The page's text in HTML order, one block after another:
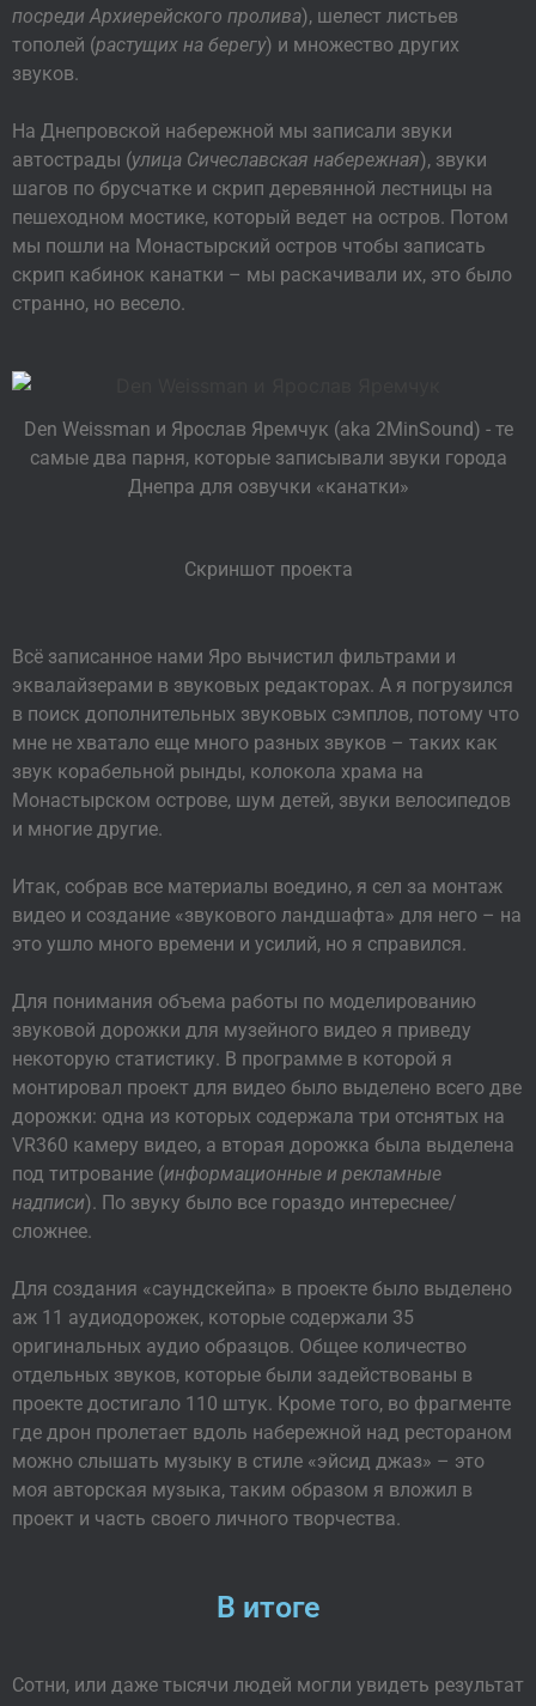
посреди Архиерейского пролива), шелест листьев
тополей (растущих на берегу) и множество других
звуков.
На Днепровской набережной мы записали звуки
автострады (улица Сичеславская набережная), звуки
шагов по брусчатке и скрип деревянной лестницы на
пешеходном мостике, который ведет на остров. Потом
мы пошли на Монастырский остров чтобы записать
скрип кабинок канатки – мы раскачивали их, это было
странно, но весело.
Den Weissman и Ярослав Яремчук (aka 2MinSound) - те
самые два парня, которые записывали звуки города
Днепра для озвучки «канатки»
Скриншот проекта
Всё записанное нами Яро вычистил фильтрами и
эквалайзерами в звуковых редакторах. А я погрузился
в поиск дополнительных звуковых сэмплов, потому что
мне не хватало еще много разных звуков – таких как
звук корабельной рынды, колокола храма на
Монастырском острове, шум детей, звуки велосипедов
и многие другие.
Итак, собрав все материалы воедино, я сел за монтаж
видео и создание «звукового ландшафта» для него – на
это ушло много времени и усилий, но я справился.
Для понимания объема работы по моделированию
звуковой дорожки для музейного видео я приведу
некоторую статистику. В программе в которой я
монтировал проект для видео было выделено всего две
дорожки: одна из которых содержала три отснятых на
VR360 камеру видео, а вторая дорожка была выделена
под титрование (информационные и рекламные
надписи). По звуку было все гораздо интереснее/
сложнее.
Для создания «саундскейпа» в проекте было выделено
аж 11 аудиодорожек, которые содержали 35
оригинальных аудио образцов. Общее количество
отдельных звуков, которые были задействованы в
проекте достигало 110 штук. Кроме того, во фрагменте
где дрон пролетает вдоль набережной над рестораном
можно слышать музыку в стиле «эйсид джаз» – это
моя авторская музыка, таким образом я вложил в
проект и часть своего личного творчества.
В итоге
Сотни, или даже тысячи людей могли увидеть результат